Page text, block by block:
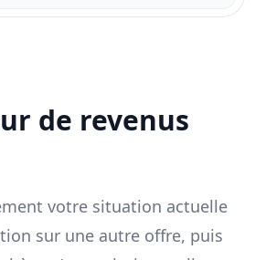
de revenus
votre situation actuelle
sur une autre offre, puis